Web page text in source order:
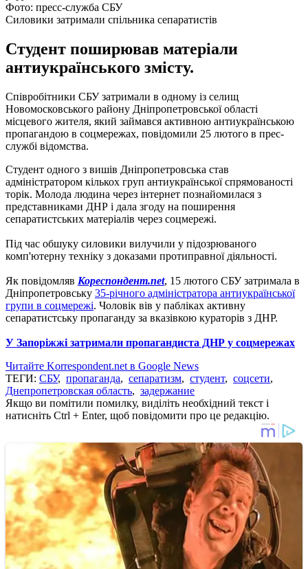
Фото: пресс-служба СБУ
Силовики затримали спільника сепаратистів
Студент поширював матеріали
антиукраїнського змісту.
Співробітники СБУ затримали в одному із селищ
Новомосковського району Дніпропетровської області
місцевого жителя, який займався активною антиукраїнською
пропагандою в соцмережах, повідомили 25 лютого в прес-
службі відомства.
Студент одного з вишів Дніпропетровська став
адміністратором кількох груп антиукраїнської спрямованості
торік. Молода людина через інтернет познайомилася з
представниками ДНР і дала згоду на поширення
сепаратистських матеріалів через соцмережі.
Під час обшуку силовики вилучили у підозрюваного
комп'ютерну техніку з доказами протиправної діяльності.
Як повідомляв Кореспондент.net, 15 лютого СБУ затримала в
Дніпропетровську 35-річного адміністратора антиукраїнської
групи в соцмережі. Чоловік вів у пабліках активну
сепаратистську пропаганду за вказівкою кураторів з ДНР.
У Запоріжжі затримали пропагандиста ДНР у соцмережах
Читайте Korrespondent.net в Google News
ТЕГИ: СБУ, пропаганда, сепаратизм, студент, соцсети,
Днепропетровская область, задержание
Якщо ви помітили помилку, виділіть необхідний текст і
натисніть Ctrl + Enter, щоб повідомити про це редакцію.